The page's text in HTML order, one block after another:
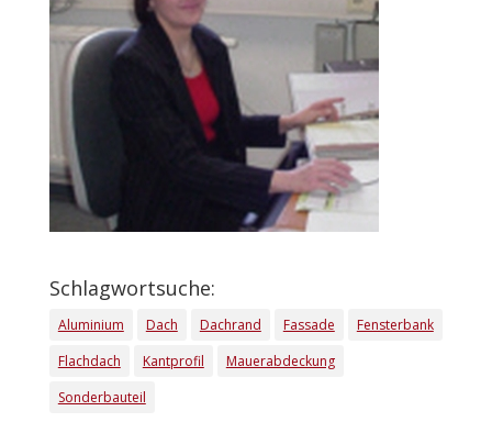
Schlagwortsuche:
Aluminium Dach Dachrand Fassade
Fensterbank
Flachdach
Kantprofil
Mauerabdeckung
Sonderbauteil